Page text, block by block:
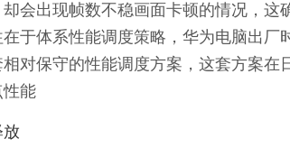
会出现帧数不稳画面卡顿的情况，这
于体系性能调度策略，华为电脑出厂
对保守的性能调度方案，这套方案在
性能